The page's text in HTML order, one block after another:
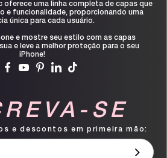
oferece uma linha completa de capas que
e funcionalidade, proporcionando uma
única para cada usuário.
e mostre seu estilo com as capas
e leve a melhor proteção para o seu
iPhone!
SE
e descontos em primeira mão: